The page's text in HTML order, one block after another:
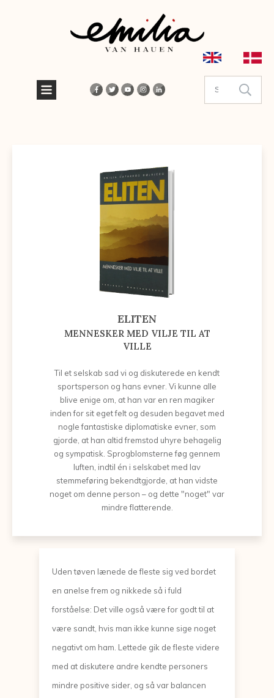
ELITEN
MENNESKER MED VILJE TIL AT
VILLE
Til et selskab sad vi og diskuterede en kendt
sportsperson og hans evner. Vi kunne alle
blive enige om, at han var en ren magiker
inden for sit eget felt og desuden begavet med
nogle fantastiske diplomatiske evner, som
gjorde, at han altid fremstod uhyre behagelig
og sympatisk. Sprogblomsterne føg gennem
luften, indtil én i selskabet med lav
stemmeføring bekendtgjorde, at han vidste
noget om denne person – og dette "noget" var
mindre flatterende.
Uden tøven lænede de fleste sig ved bordet
en anelse frem og nikkede så i fuld
forståelse: Det ville også være for godt til at
være sandt, hvis man ikke kunne sige noget
negativt om ham. Lettede gik de fleste videre
med at diskutere andre kendte personers
mindre positive sider, og så var balancen